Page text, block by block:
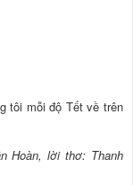
tôi mỗi độ Tết về trên
Hoàn, lời thơ: Thanh